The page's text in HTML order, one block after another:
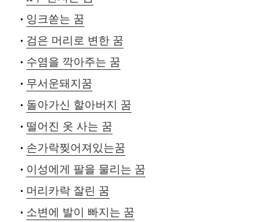
잉크쏟는 꿈
검은 머리로 변한 꿈
수염을 깍아주는 꿈
무서운돼지꿈
돌아가신 할아버지 꿈
떨어진 옷 사는 꿈
손가락찢어져있는꿈
이성에게 팔을 물리는 꿈
머리카락 잘린 꿈
소변에 발이 빠지는 꿈